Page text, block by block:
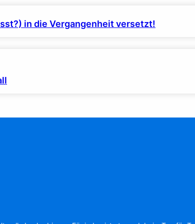
in die Vergangenheit versetzt!